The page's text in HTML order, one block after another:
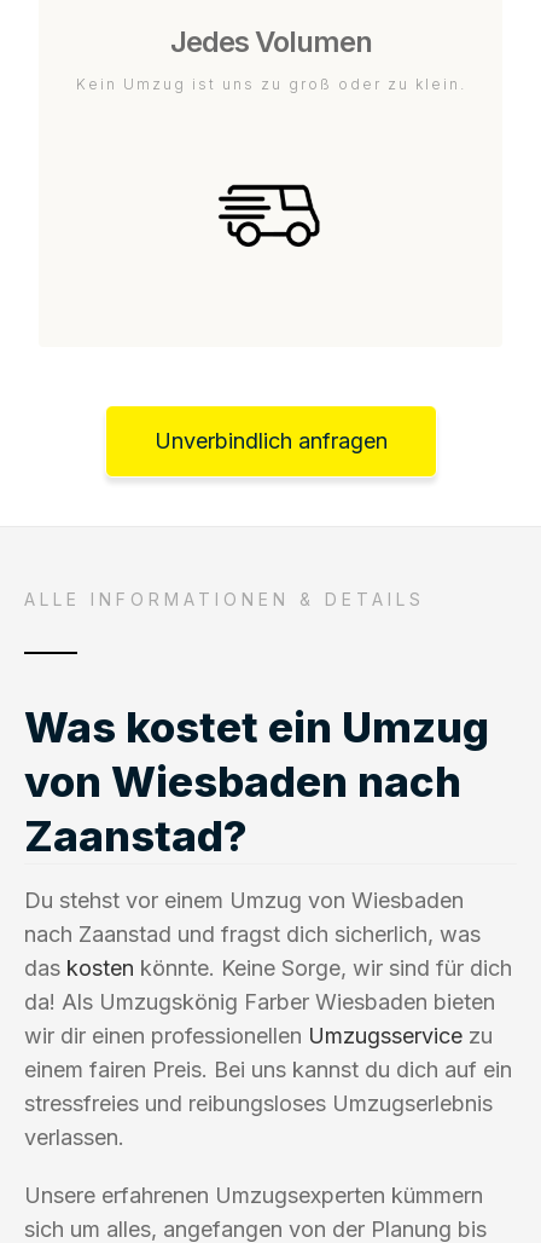
Jedes Volumen
Kein Umzug ist uns zu groß oder zu klein.
Unverbindlich anfragen
ALLE INFORMATIONEN & DETAILS
Was kostet ein Umzug
von Wiesbaden nach
Zaanstad?
Du stehst vor einem Umzug von Wiesbaden
nach Zaanstad und fragst dich sicherlich, was
das kosten könnte. Keine Sorge, wir sind für dich
da! Als Umzugskönig Farber Wiesbaden bieten
wir dir einen professionellen Umzugsservice zu
einem fairen Preis. Bei uns kannst du dich auf ein
stressfreies und reibungsloses Umzugserlebnis
verlassen.
Unsere erfahrenen Umzugsexperten kümmern
sich um alles, angefangen von der Planung bis